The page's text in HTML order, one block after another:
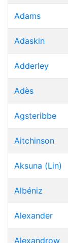
Adams
Adaskin
Adderley
Adès
Agsteribbe
Aitchinson
Aksuna (Lin)
Albéniz
Alexander
Alexandrow